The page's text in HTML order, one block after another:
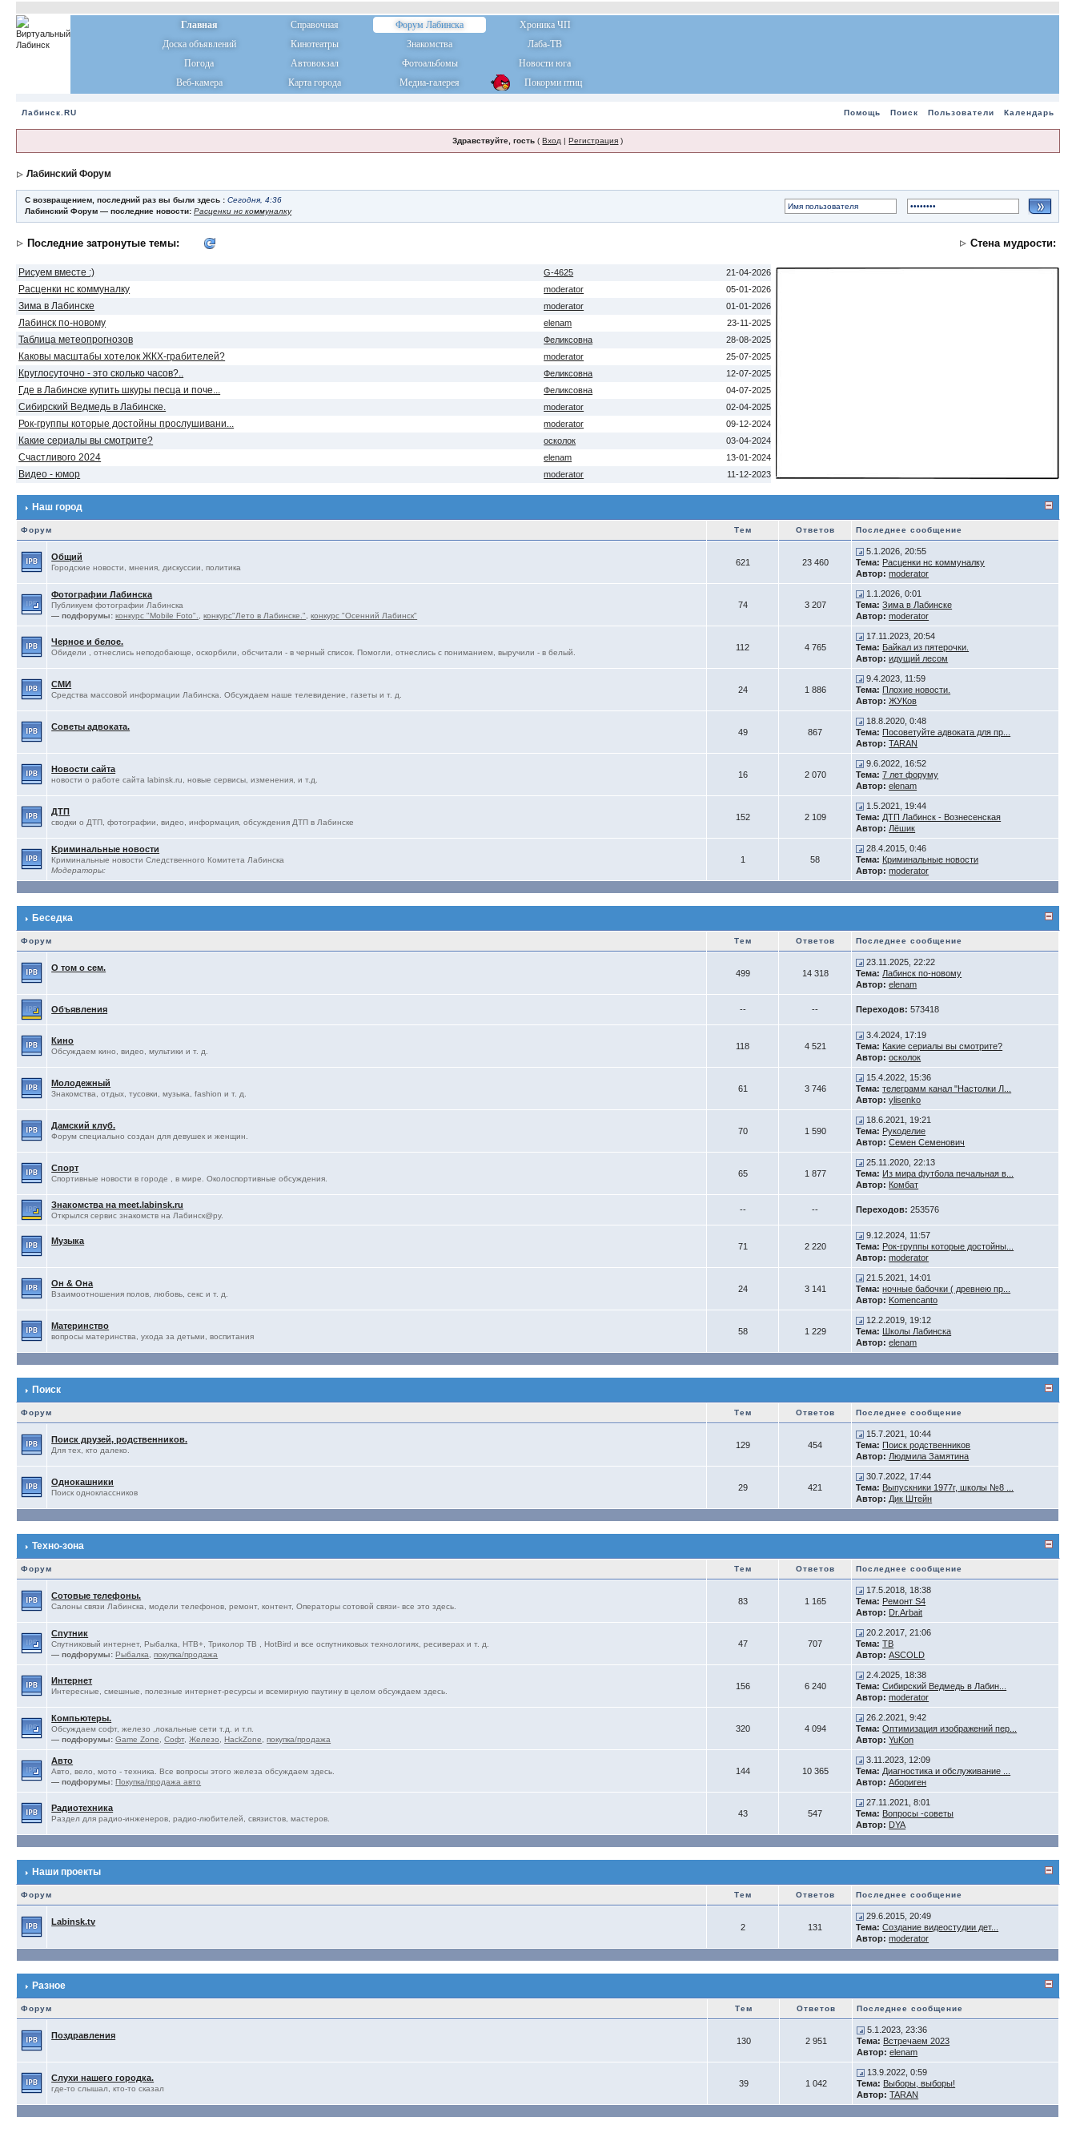
Главная Справочная Форум Лабинска
Хроника ЧП
Доска объявлений
Кинотеатры Знакомства
Лаба-ТВ
Погода
Автовокзал Фотоальбомы
Новости юга
Веб-камера
Карта города Медиа-галерея Покорми птиц
Лабинск.RU Помощь Поиск Пользователи Календарь
Здравствуйте, гость (Вход |Регистрация )
Лабинский Форум
С возвращением, последний раз вы были здесь :Сегодня, 4:36
Лабинский Форум — последние новости:Расценки нс коммуналку
Последние затронутые темы: Стена мудрости:
Рисуем вместе :) G-4625 21-04-2026
Расценки нс коммуналку moderator 05-01-2026
Зима в Лабинске moderator 01-01-2026
Лабинск по-новому elenam 23-11-2025
Таблица метеопрогнозов Феликсовна 28-08-2025
Каковы масштабы хотелок ЖКХ-грабителей? moderator 25-07-2025
Круглосуточно - это сколько часов?.. Феликсовна 12-07-2025
Где в Лабинске купить шкуры песца и поче... Феликсовна 04-07-2025
Сибирский Ведмедь в Лабинске. moderator 02-04-2025
Рок-группы которые достойны прослушивани... moderator 09-12-2024
Какие сериалы вы смотрите? осколок 03-04-2024
Счастливого 2024 elenam 13-01-2024
Видео - юмор moderator 11-12-2023
Наш город
Форум Тем Ответов Последнее сообщение
Общий
Городские новости, мнения, дискуссии, политика
621 23 460
5.1.2026, 20:55
Тема: Расценки нс коммуналку
Автор: moderator
Фотографии Лабинска
Публикуем фотографии Лабинска
— подфорумы: конкурс "Mobile Foto". ,конкурс"Лето в Лабинске." ,конкурс "Осенний Лабинск"
74 3 207
1.1.2026, 0:01
Тема: Зима в Лабинске
Автор: moderator
Черное и белое.
Обидели , отнеслись неподобающе, оскорбили, обсчитали - в черный список. Помогли, отнеслись с пониманием, выручили - в белый.
112 4 765
17.11.2023, 20:54
Тема: Байкал из пятерочки.
Автор: идущий лесом
СМИ
Средства массовой информации Лабинска. Обсуждаем наше телевидение, газеты и т. д.
24 1 886
9.4.2023, 11:59
Тема: Плохие новости.
Автор: ЖУКов
Советы адвоката.
49 867
18.8.2020, 0:48
Тема: Посоветуйте адвоката для пр...
Автор: TARAN
Новости сайта
новости о работе сайта labinsk.ru, новые сервисы, изменения, и т.д.
16 2 070
9.6.2022, 16:52
Тема: 7 лет форуму
Автор: elenam
ДТП
сводки о ДТП, фотографии, видео, информация, обсуждения ДТП в Лабинске
152 2 109
1.5.2021, 19:44
Тема: ДТП Лабинск - Вознесенская
Автор: Лёшик
Kриминальные новости
Криминальные новости Следственного Комитета Лабинска
Модераторы:
1 58
28.4.2015, 0:46
Тема: Криминальные новости
Автор: moderator
Беседка
Форум Тем Ответов Последнее сообщение
О том о сем.
499 14 318
23.11.2025, 22:22
Тема: Лабинск по-новому
Автор: elenam
Объявления -- -- Переходов: 573418
Кино
Обсуждаем кино, видео, мультики и т. д.
118 4 521
3.4.2024, 17:19
Тема: Какие сериалы вы смотрите?
Автор: осколок
Молодежный
Знакомства, отдых, тусовки, музыка, fashion и т. д.
61 3 746
15.4.2022, 15:36
Тема: телеграмм канал "Настолки Л...
Автор: ylisenko
Дамский клуб.
Форум специально создан для девушек и женщин.
70 1 590
18.6.2021, 19:21
Тема: Рукоделие
Автор: Семен Семенович
Спорт
Спортивные новости в городе , в мире. Околоспортивные обсуждения.
65 1 877
25.11.2020, 22:13
Тема: Из мира футбола печальная в...
Автор: Комбат
Знакомства на meet.labinsk.ru
Открылся сервис знакомств на Лабинск@ру.
-- -- Переходов: 253576
Музыка
71 2 220
9.12.2024, 11:57
Тема: Рок-группы которые достойны...
Автор: moderator
Он & Она
Взаимоотношения полов, любовь, секс и т. д.
24 3 141
21.5.2021, 14:01
Тема: ночные бабочки ( древнею пр...
Автор: Komencanto
Материнство
вопросы материнства, ухода за детьми, воспитания
58 1 229
12.2.2019, 19:12
Тема: Школы Лабинска
Автор: elenam
Поиск
Форум Тем Ответов Последнее сообщение
Поиск друзей, родственников.
Для тех, кто далеко.
129 454
15.7.2021, 10:44
Тема: Поиск родственников
Автор: Людмила Замятина
Однокашники
Поиск одноклассников
29 421
30.7.2022, 17:44
Тема: Выпускники 1977г, школы №8 ...
Автор: Дик Штейн
Техно-зона
Форум Тем Ответов Последнее сообщение
Сотовые телефоны.
Салоны связи Лабинска, модели телефонов, ремонт, контент, Операторы сотовой связи- все это здесь.
83 1 165
17.5.2018, 18:38
Тема: Ремонт S4
Автор: Dr.Arbait
Спутник
Спутниковый интернет, Рыбалка, НТВ+, Триколор ТВ , HotBird и все оспутниковых технологиях, ресиверах и т. д.
— подфорумы: Рыбалка ,покупка/продажа
47 707
20.2.2017, 21:06
Тема: ТВ
Автор: ASCOLD
Интернет
Интересные, смешные, полезные интернет-ресурсы и всемирную паутину в целом обсуждаем здесь.
156 6 240
2.4.2025, 18:38
Тема: Сибирский Ведмедь в Лабин...
Автор: moderator
Компьютеры.
Обсуждаем софт, железо ,локальные сети т.д. и т.п.
— подфорумы: Game Zone ,Софт,Железо ,HackZone ,покупка/продажа
320 4 094
26.2.2021, 9:42
Тема: Оптимизация изображений пер...
Автор: YuKon
Авто
Авто, вело, мото - техника. Все вопросы этого железа обсуждаем здесь.
— подфорумы: Покупка/продажа авто
144 10 365
3.11.2023, 12:09
Тема: Диагностика и обслуживание ...
Автор: Абориген
Радиотехника
Раздел для радио-инженеров, радио-любителей, связистов, мастеров.
43 547
27.11.2021, 8:01
Тема: Вопросы -советы
Автор: DYA
Наши проекты
Форум Тем Ответов Последнее сообщение
Labinsk.tv
2 131
29.6.2015, 20:49
Тема: Создание видеостудии дет...
Автор: moderator
Разное
Форум Тем Ответов Последнее сообщение
Поздравления
130 2 951
5.1.2023, 23:36
Тема: Встречаем 2023
Автор: elenam
Слухи нашего городка.
где-то слышал, кто-то сказал
39 1 042
13.9.2022, 0:59
Тема: Выборы, выборы!
Автор: TARAN